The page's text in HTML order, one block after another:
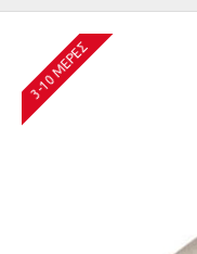
3-10 ΜΈΡΕΣ